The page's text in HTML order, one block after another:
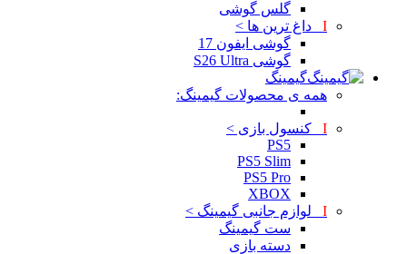
گلس گوشی
I داغ ترین ها >
گوشی ایفون 17
گوشی S26 Ultra
گیمینگ
همه ی محصولات گیمینگ:
I کنسول بازی >
PS5
PS5 Slim
PS5 Pro
XBOX
I لوازم جانبی گیمینگ >
ست گیمینگ
دسته بازی